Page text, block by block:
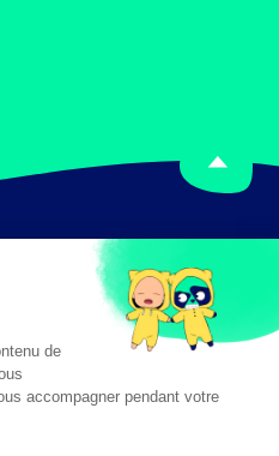
Mentions légales